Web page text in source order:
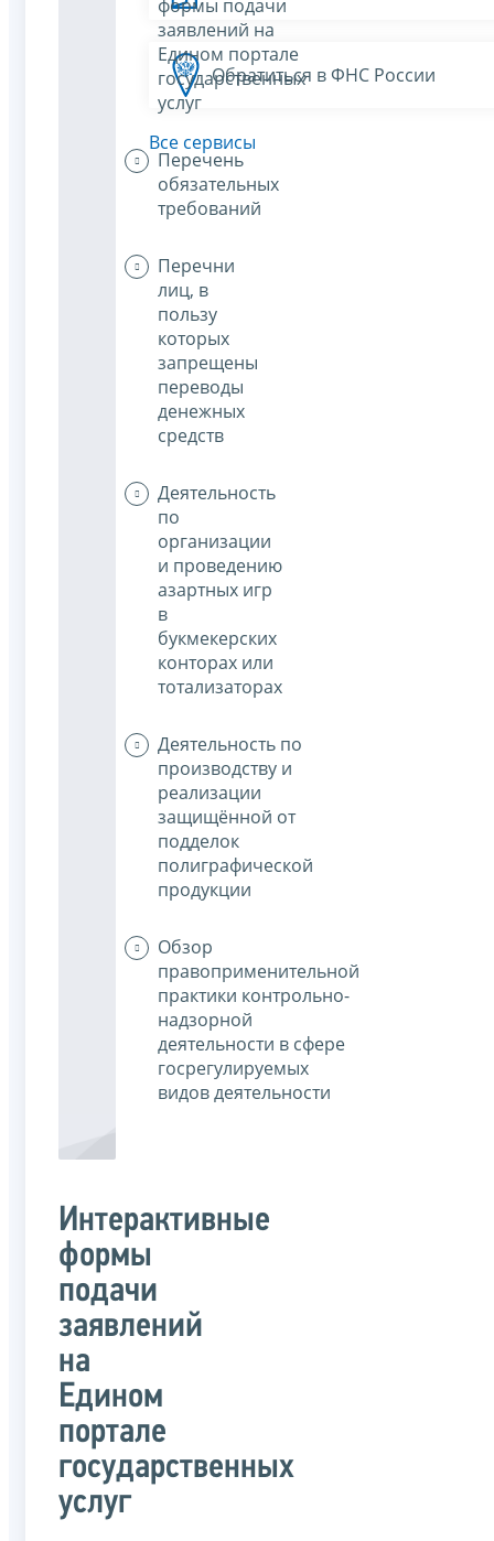
формы подачи
заявлений на
Едином портале
государственных
услуг
Перечень
обязательных
требований
Перечни
лиц, в
пользу
которых
запрещены
переводы
денежных
средств
Деятельность
по
организации
и проведению
азартных игр
в
букмекерских
конторах или
тотализаторах
Деятельность по
производству и
реализации
защищённой от
подделок
полиграфической
продукции
Обзор
правоприменительной
практики контрольно-
надзорной
деятельности в сфере
госрегулируемых
видов деятельности
Интерактивные
формы
подачи
заявлений
на
Едином
портале
государственных
услуг
Обратиться в ФНС России
Все сервисы